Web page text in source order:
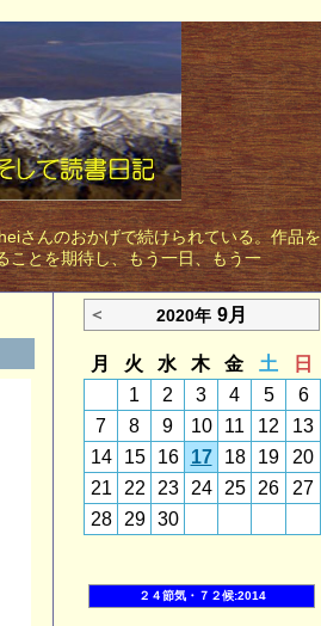
さんのおかげで続けられている。作品を
ことを期待し、もう一日、もう一
２４節気・７２候:2014